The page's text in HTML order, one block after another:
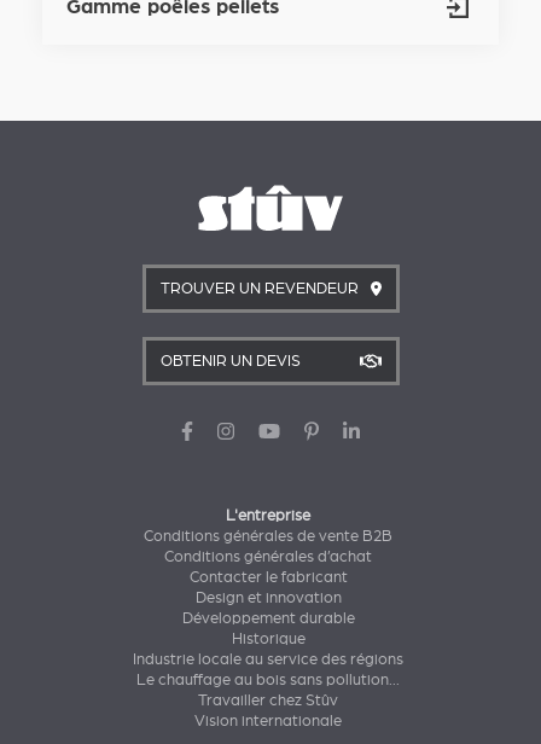
Gamme poêles pellets
TROUVER UN REVENDEUR
OBTENIR UN DEVIS
L'entreprise
Conditions générales de vente B2B
Conditions générales d’achat
Contacter le fabricant
Design et innovation
Développement durable
Historique
Industrie locale au service des régions
Le chauffage au bois sans pollution...
Travailler chez Stûv
Vision internationale